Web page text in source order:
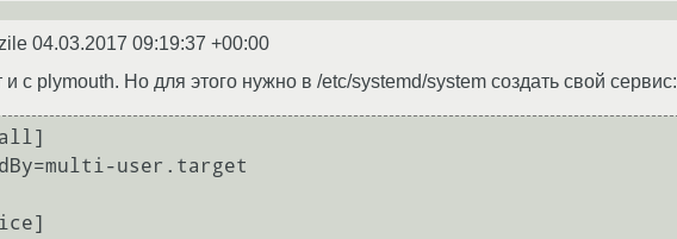
04.03.2017 09:19:37 +00:00
и с plymouth. Но для этого нужно в /etc/systemd/system создать свой сервис:
user.target